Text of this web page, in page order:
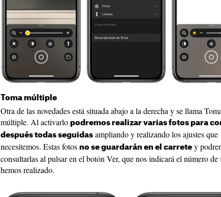
Toma múltiple
Otra de las novedades está situada abajo a la derecha y se llama
múltiple. Al activarlo podremos realizar varias fotos para
después todas seguidas ampliando y realizando los ajustes que
necesitemos. Estas fotos no se guardarán en el carrete y
consultarlas al pulsar en el botón Ver, que nos indicará el número de
hemos realizado.